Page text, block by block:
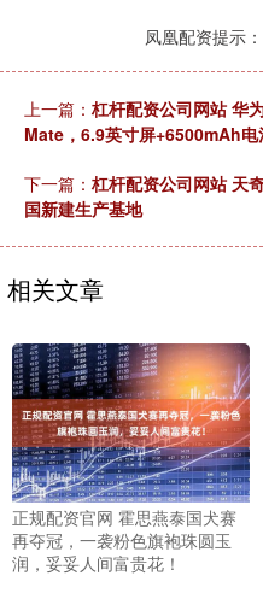
凤凰配资提示
上一篇： 杠杆配资公司网站 华
Mate，6.9英寸屏+6500mAh电
下一篇： 杠杆配资公司网站 天
国新建生产基地
相关文章
正规配资官网 霍思燕泰国犬赛
再夺冠，一袭粉色旗袍珠圆玉
润，妥妥人间富贵花！